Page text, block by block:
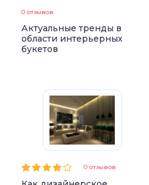
0 отзывов
Актуальные тренды в
области интерьерных
букетов
0 отзывов